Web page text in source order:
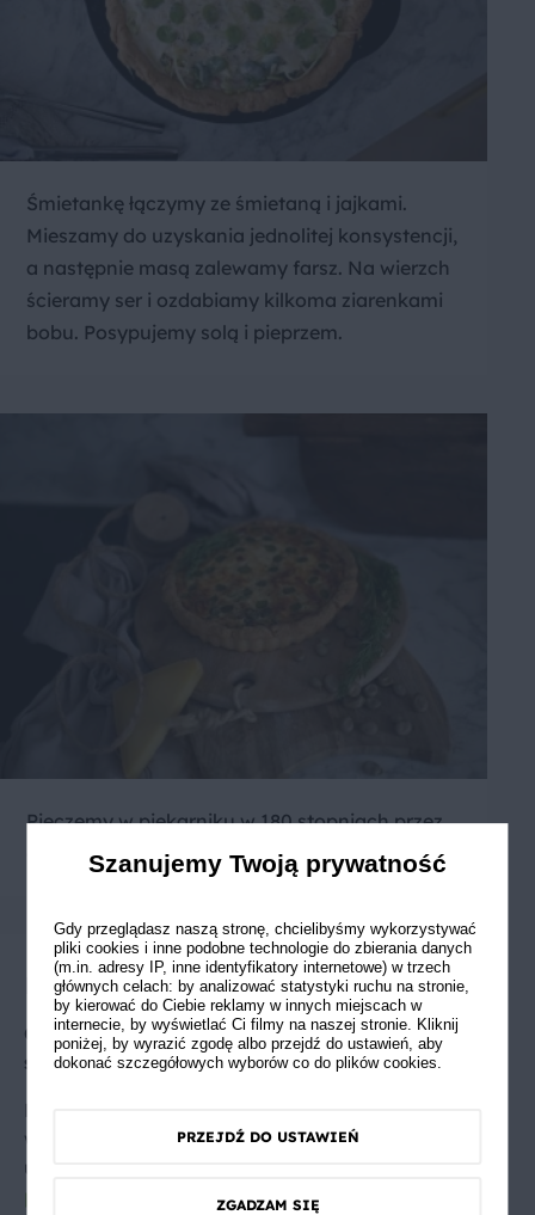
Śmietankę łączymy ze śmietaną i jajkami.
Mieszamy do uzyskania jednolitej konsystencji,
a następnie masą zalewamy farsz. Na wierzch
ścieramy ser i ozdabiamy kilkoma ziarenkami
bobu. Posypujemy solą i pieprzem.
Pieczemy w piekarniku w 180 stopniach przez
ok. 45 minut, góra-dół, do zarumieniania.
Porada Szefa
Co zrobić, żeby olej nie pryskał podczas
smażenia?
wszystkie strony, brudząc kuchenkę, blat i
ubranie. Dowiedz się co zrobić żeby
pryskał podczas smażenia.
Szanujemy Twoją prywatność
Gdy przeglądasz naszą stronę, chcielibyśmy wykorzystywać
pliki cookies i inne podobne technologie do zbierania danych
(m.in. adresy IP, inne identyfikatory internetowe) w trzech
głównych celach: by analizować statystyki ruchu na stronie,
by kierować do Ciebie reklamy w innych miejscach w
internecie, by wyświetlać Ci filmy na naszej stronie. Kliknij
poniżej, by wyrazić zgodę albo przejdź do ustawień, aby
dokonać szczegółowych wyborów co do plików cookies.
PRZEJDŹ DO USTAWIEŃ
ZGADZAM SIĘ